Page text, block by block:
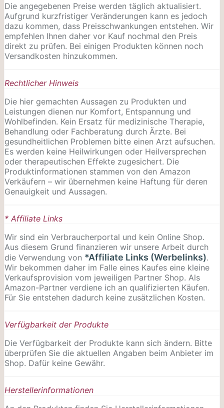
Die angegebenen Preise werden täglich aktualisiert.
Aufgrund kurzfristiger Veränderungen kann es jedoch
dazu kommen, dass Preisschwankungen entstehen. Wir
empfehlen Ihnen daher vor Kauf nochmal den Preis
direkt zu prüfen. Bei einigen Produkten können noch
Versandkosten hinzukommen.
Rechtlicher Hinweis
Die hier gemachten Aussagen zu Produkten und
Leistungen dienen nur Komfort, Entspannung und
Wohlbefinden. Kein Ersatz für medizinische Therapie,
Behandlung oder Fachberatung durch Ärzte. Bei
gesundheitlichen Problemen bitte einen Arzt aufsuchen.
Es werden keine Heilwirkungen oder Heilversprechen
oder therapeutischen Effekte zugesichert. Die
Produktinformationen stammen von den Amazon
Verkäufern – wir übernehmen keine Haftung für deren
Genauigkeit und Aussagen.
* Affiliate Links
Wir sind ein Verbraucherportal und kein Online Shop.
Aus diesem Grund finanzieren wir unsere Arbeit durch
die Verwendung von *Affiliate Links (Werbelinks).
Wir bekommen daher im Falle eines Kaufes eine kleine
Verkaufsprovision vom jeweiligen Partner Shop. Als
Amazon-Partner verdiene ich an qualifizierten Käufen.
Für Sie entstehen dadurch keine zusätzlichen Kosten.
Verfügbarkeit der Produkte
Die Verfügbarkeit der Produkte kann sich ändern. Bitte
überprüfen Sie die aktuellen Angaben beim Anbieter im
Shop. Dafür keine Gewähr.
Herstellerinformationen